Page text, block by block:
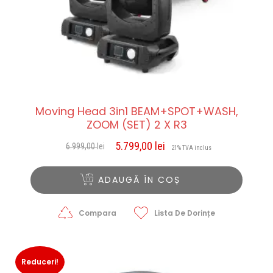
Moving Head 3in1 BEAM+SPOT+WASH,
ZOOM (SET) 2 X R3
6.999,00 lei
Prețul
a
6.999,00 lei.
5.799,00 lei
Prețul
este:
21% TVA inclus
ADAUGĂ ÎN COȘ
Compara Lista De Dorințe
Reduceri!